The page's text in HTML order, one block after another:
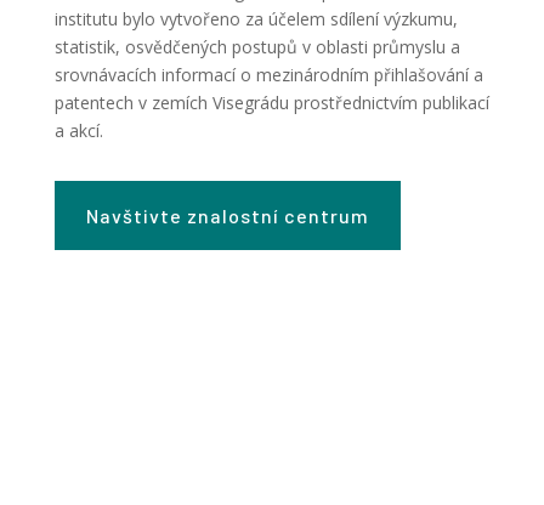
institutu bylo vytvořeno za účelem sdílení výzkumu,
statistik, osvědčených postupů v oblasti průmyslu a
srovnávacích informací o mezinárodním přihlašování a
patentech v zemích Visegrádu prostřednictvím publikací
a akcí.
Navštivte znalostní centrum